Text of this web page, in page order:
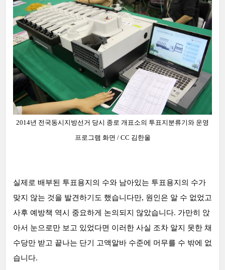
2014년 전국동시지방선거 당시 종로 개표소의 투표지분류기와 운영
프로그램 화면 / CC 김한울
실제로 배부된 투표용지의 수와 남아있는 투표용지의 수가
맞지 않는 것을 발견하기도 했습니다만, 원인은 알 수 없었고
사후 예방책 역시 중요하게 논의되지 않았습니다. 가만히 앉
아서 눈으로만 보고 있었다면 이러한 사실 조차 알지 못한 채
수당만 받고 끝나는 단기 고액알바 수준에 머무를 수 밖에 없
습니다.